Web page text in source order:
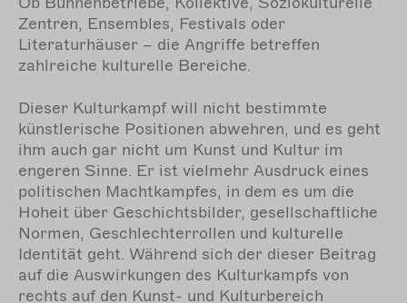
Zentren, Ensembles, Festivals oder
Literaturhäuser – die Angriffe betreffen
zahlreiche kulturelle Bereiche.
Dieser Kulturkampf will nicht bestimmte
künstlerische Positionen abwehren, und es geht
ihm auch gar nicht um Kunst und Kultur im
engeren Sinne. Er ist vielmehr Ausdruck eines
politischen Machtkampfes, in dem es um die
Hoheit über Geschichtsbilder, gesellschaftliche
Normen, Geschlechterrollen und kulturelle
Identität geht. Während sich der dieser Beitrag
auf die Auswirkungen des Kulturkampfs von
rechts auf den Kunst- und Kulturbereich